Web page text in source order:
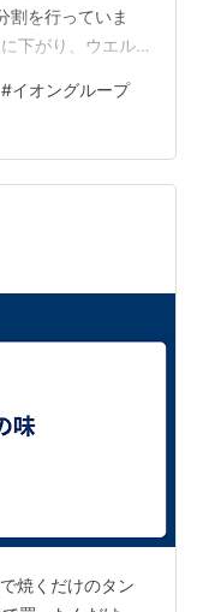
割を行っていま
下がり、ウエル
？ブログ主は手
シアHDを凌駕す
の株価は500円近
する 5,000円相
れば、新旧の優
#イオングループ
焼くだけのタン